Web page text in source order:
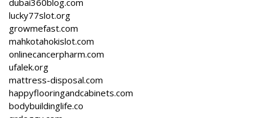
dubai360blog.com
lucky77slot.org
growmefast.com
mahkotahokislot.com
onlinecancerpharm.com
ufalek.org
mattress-disposal.com
happyflooringandcabinets.com
bodybuildinglife.co